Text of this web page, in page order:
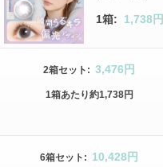
1箱: 1,738円
2箱セット : 3,476円
1箱あたり約1,738円
6箱セット : 10,428円